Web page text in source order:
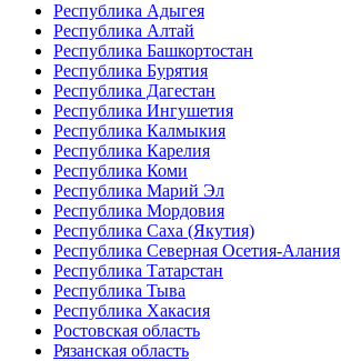
Республика Адыгея
Республика Алтай
Республика Башкортостан
Республика Бурятия
Республика Дагестан
Республика Ингушетия
Республика Калмыкия
Республика Карелия
Республика Коми
Республика Марий Эл
Республика Мордовия
Республика Саха (Якутия)
Республика Северная Осетия-Алания
Республика Татарстан
Республика Тыва
Республика Хакасия
Ростовская область
Рязанская область